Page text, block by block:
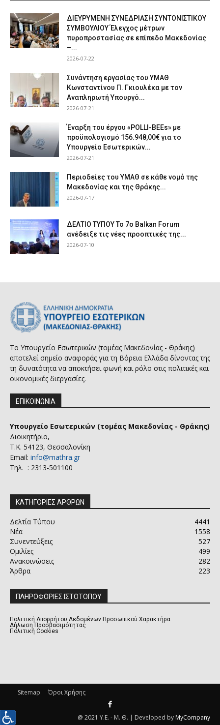
ΔΙΕΥΡΥΜΕΝΗ ΣΥΝΕΔΡΙΑΣΗ ΣΥΝΤΟΝΙΣΤΙΚΟΥ
ΣΥΜΒΟΥΛΙΟΥ Έλεγχος μέτρων
πυροπροστασίας σε επίπεδο Μακεδονίας
–...
2026-07-22
Συνάντηση εργασίας του ΥΜΑΘ
Κωνσταντίνου Π. Γκιουλέκα με τον
Αναπληρωτή Υπουργό...
2026-07-21
Έναρξη του έργου «POLLI-BEEs» με
προϋπολογισμό 156.948,00€ για το
Υπουργείο Εσωτερικών...
2026-07-21
Περιοδείες του ΥΜΑΘ σε κάθε νομό της
Μακεδονίας και της Θράκης...
2026-07-17
ΔΕΛΤΙΟ ΤΥΠΟΥ Το 7ο Balkan Forum
ανέδειξε τις νέες προοπτικές της...
2026-07-10
Το Υπουργείο Εσωτερικών (τομέας Μακεδονίας - Θράκης)
αποτελεί σημείο αναφοράς για τη Βόρεια Ελλάδα δίνοντας της
τη δυνατότητα να αποκτήσει φωνή και ρόλο στις πολιτικές και
οικονομικές διεργασίες.
ΕΠΙΚΟΙΝΩΝΙΑ
Υπουργείο Εσωτερικών (τομέας Μακεδονίας - Θράκης)
Διοικητήριο,
Τ.Κ. 54123, Θεσσαλονίκη
Email: info@mathra.gr
Τηλ. : 2313-501100
ΚΑΤΗΓΟΡΙΕΣ ΑΡΘΡΩΝ
Δελτία Τύπου
4441
Νέα
1558
Συνεντεύξεις
527
Ομιλίες
499
Ανακοινώσεις
282
Άρθρα
223
ΠΛΗΡΟΦΟΡΙΕΣ ΙΣΤΟΤΟΠΟΥ
Πολιτική Απορρήτου Δεδομένων Προσωπικού Χαρακτήρα
Δήλωση Προσβασιμότητας
Πολιτική Cookies
Sitemap Όροι Χρήσης
@ 2021 Υ.Ε. - Μ. Θ. | Developed by MyCompany